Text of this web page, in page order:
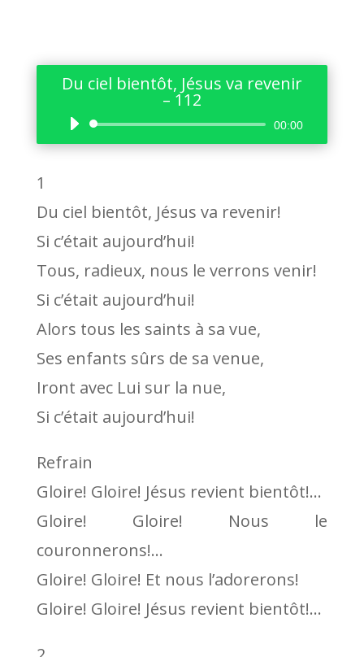
Du ciel bientôt, Jésus va revenir
– 112
Lecteur
audio
00:00
1
Du ciel bientôt, Jésus va revenir!
Si c’était aujourd’hui!
Tous, radieux, nous le verrons venir!
Si c’était aujourd’hui!
Alors tous les saints à sa vue,
Ses enfants sûrs de sa venue,
Iront avec Lui sur la nue,
Si c’était aujourd’hui!
Refrain
Gloire! Gloire! Jésus revient bientôt!…
Gloire! Gloire! Nous le
couronnerons!…
Gloire! Gloire! Et nous l’adorerons!
Gloire! Gloire! Jésus revient bientôt!…